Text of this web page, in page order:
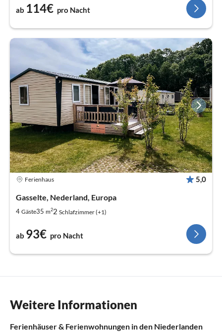
ab 114€ pro Nacht
Ferienhaus 5,0
Gasselte, Nederland, Europa
4 Gäste35 m22 Schlafzimmer (+1)
ab 93€ pro Nacht
Weitere Informationen
Ferienhäuser & Ferienwohnungen in den Niederlanden